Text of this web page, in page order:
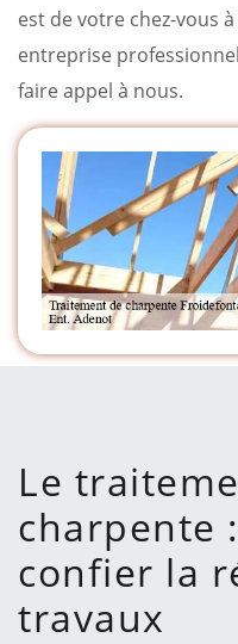
est de votre chez-vous
entreprise
faire appel à nous.
Le
charpente
confier la
travaux